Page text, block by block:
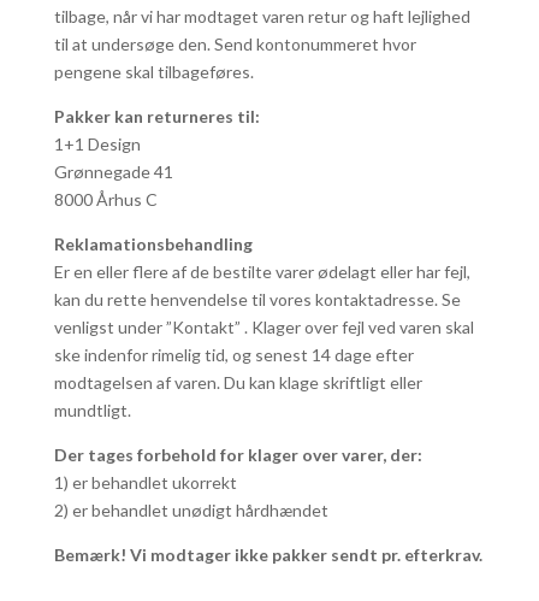
tilbage, når vi har modtaget varen retur og haft lejlighed
til at undersøge den. Send kontonummeret hvor
pengene skal tilbageføres.
Pakker kan returneres til:
1+1 Design
Grønnegade 41
8000 Århus C
Reklamationsbehandling
Er en eller flere af de bestilte varer ødelagt eller har fejl,
kan du rette henvendelse til vores kontaktadresse. Se
venligst under ”Kontakt” . Klager over fejl ved varen skal
ske indenfor rimelig tid, og senest 14 dage efter
modtagelsen af varen. Du kan klage skriftligt eller
mundtligt.
Der tages forbehold for klager over varer, der:
1) er behandlet ukorrekt
2) er behandlet unødigt hårdhændet
Bemærk! Vi modtager ikke pakker sendt pr. efterkrav.